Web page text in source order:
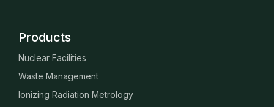
Products
Nuclear Facilities
Waste Management
Ionizing Radiation Metrology